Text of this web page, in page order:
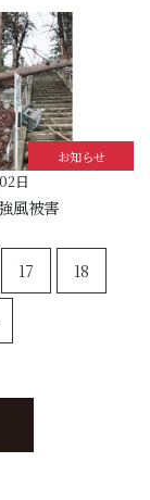
お知らせ
日
風被害
17 18